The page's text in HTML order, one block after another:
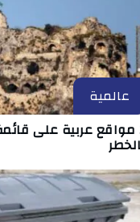
عالمية
3 مواقع عربية على